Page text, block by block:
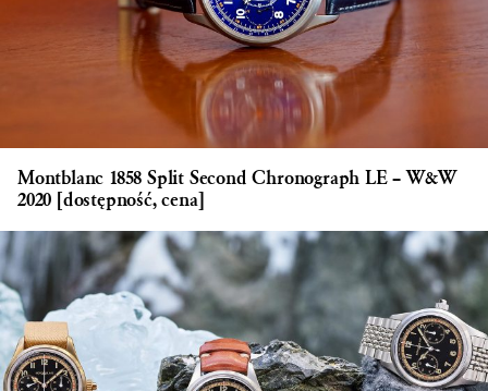
Montblanc 1858 Split Second Chronograph LE – W&W
2020 [dostępność, cena]